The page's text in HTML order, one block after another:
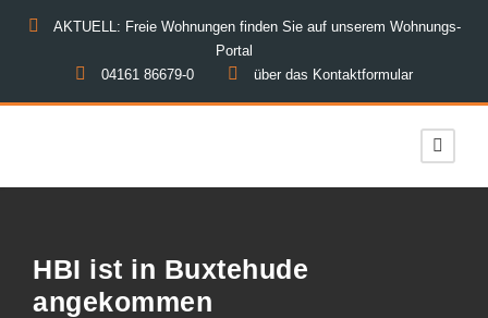
AKTUELL: Freie Wohnungen finden Sie auf unserem Wohnungs-
Portal
04161 86679-0
über das Kontaktformular
HBI ist in Buxtehude
angekommen